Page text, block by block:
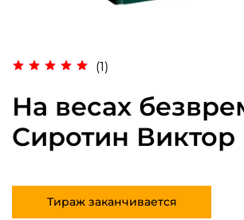
(1)
На весах
Сиротин Виктор
Тираж заканчивается